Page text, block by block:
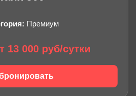
Премиум
13 000 руб/сутки